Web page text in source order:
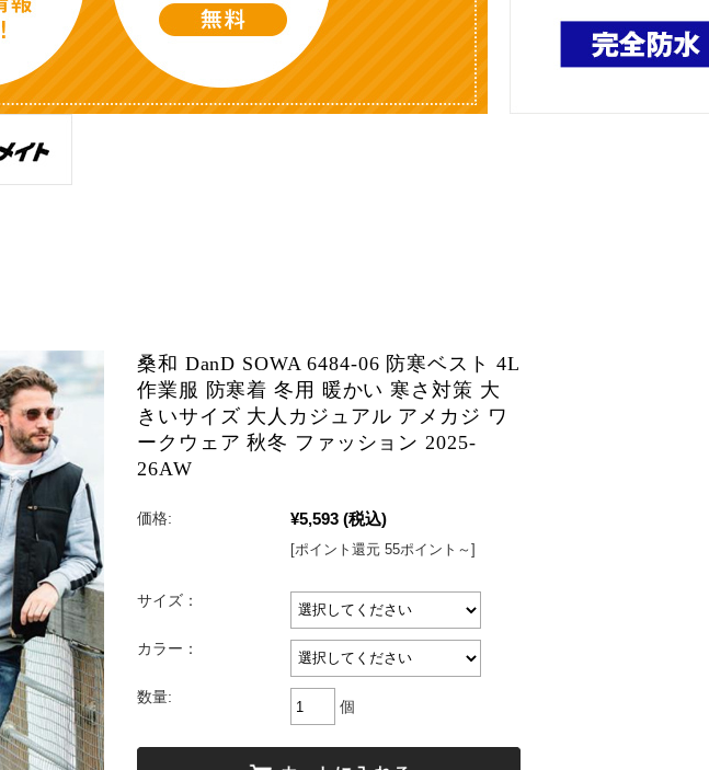
桑和 DanD SOWA 6484-06 防寒ベスト 4L
作業服 防寒着 冬用 暖かい 寒さ対策 大
きいサイズ 大人カジュアル アメカジ ワ
ークウェア 秋冬 ファッション 2025-
26AW
価格: ¥5,593 (税込)
[ポイント還元 55ポイント～]
サイズ：
カラー：
数量:
個